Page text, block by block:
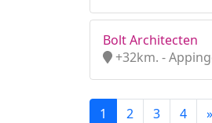
Bolt Architecten
+32km. -
1 2 3 4 »